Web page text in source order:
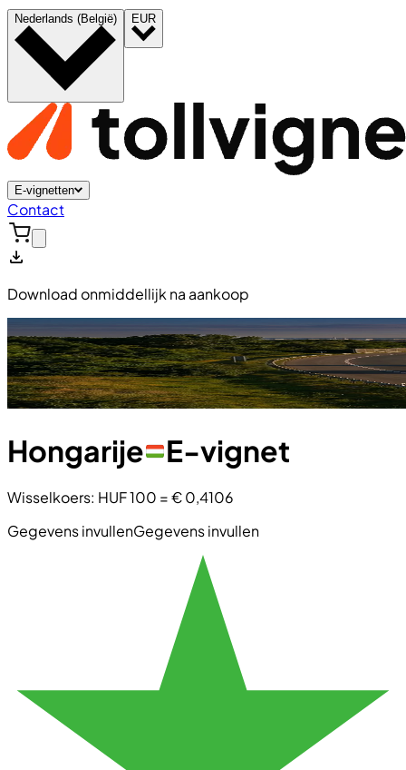
Nederlands (België) EUR
E-vignetten
Contact
Download onmiddellijk na aankoop
Hongarije E-vignet
Wisselkoers: HUF 100 =€ 0,4106
Gegevens invullenGegevens invullen